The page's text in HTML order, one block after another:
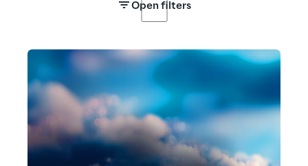
Open filters